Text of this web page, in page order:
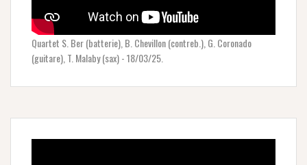
Quartet S. Ber (batterie), B. Chevillon (contreb.), G. Coronado
(guitare), T. Malaby (sax) - 18/03/25.